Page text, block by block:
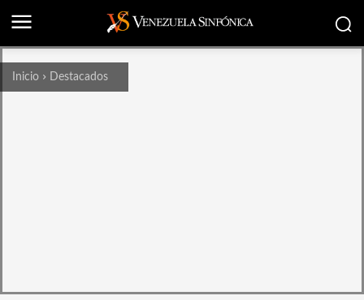
Inicio Destacados